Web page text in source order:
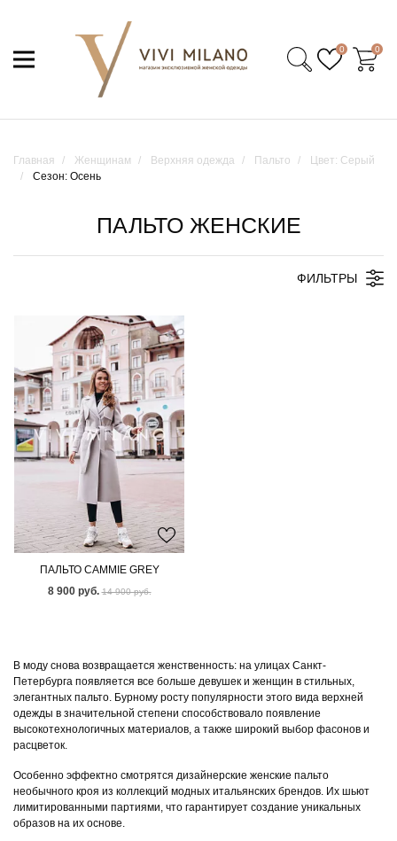
0 0
Главная Женщинам Верхняя одежда Пальто
Цвет: Серый
Сезон: Осень
ПАЛЬТО ЖЕНСКИЕ
ФИЛЬТРЫ
ПАЛЬТО CAMMIE GREY
8 900 руб. 14 900 руб.
В моду снова возвращается женственность: на улицах Санкт-
Петербурга появляется все больше девушек и женщин в стильных,
элегантных пальто. Бурному росту популярности этого вида верхней
одежды в значительной степени способствовало появление
высокотехнологичных материалов, а также широкий выбор фасонов и
расцветок.
Особенно эффектно смотрятся дизайнерские женские пальто
необычного кроя из коллекций модных итальянских брендов. Их шьют
лимитированными партиями, что гарантирует создание уникальных
образов на их основе.